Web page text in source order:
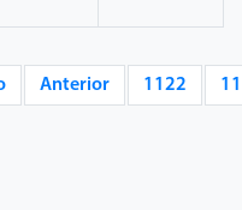
Anterior 1122